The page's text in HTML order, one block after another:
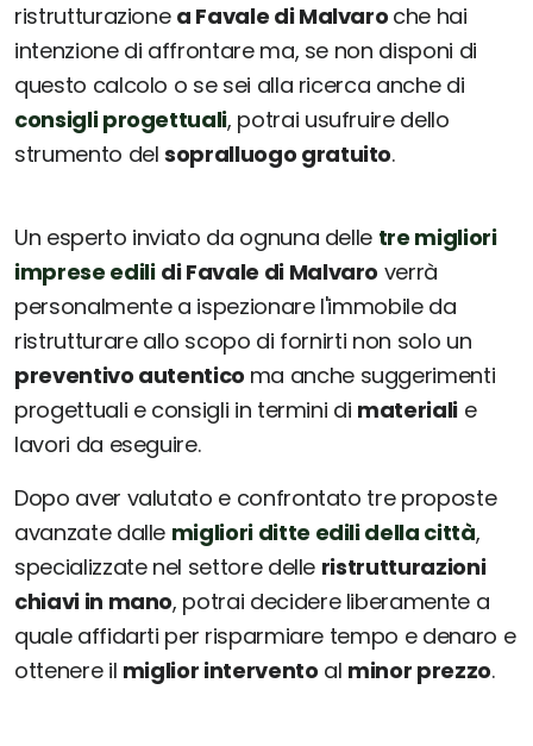
ristrutturazione a Favale di Malvaro che hai
intenzione di affrontare ma, se non disponi di
questo calcolo o se sei alla ricerca anche di
consigli progettuali, potrai usufruire dello
strumento delsopralluogo gratuito.
Un esperto inviato da ognuna delle tre migliori
imprese edili di Favale di Malvaro verrà
personalmente a ispezionare l'immobile da
ristrutturare allo scopo di fornirti non solo un
preventivo autentico ma anche suggerimenti
progettuali e consigli in termini di materialie
lavori da eseguire.
Dopo aver valutato e confrontato tre proposte
avanzate dalle migliori ditte edili della città,
specializzate nel settore delle ristrutturazioni
chiavi in mano, potrai decidere liberamente a
quale affidarti per risparmiare tempo e denaro e
ottenere il miglior intervento al minor prezzo.